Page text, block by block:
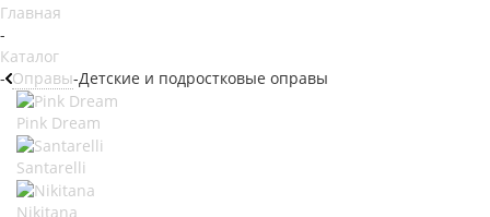
Главная
-
Каталог
- Оправы-Детские и подростковые оправы
Pink Dream
Santarelli
Nikitana